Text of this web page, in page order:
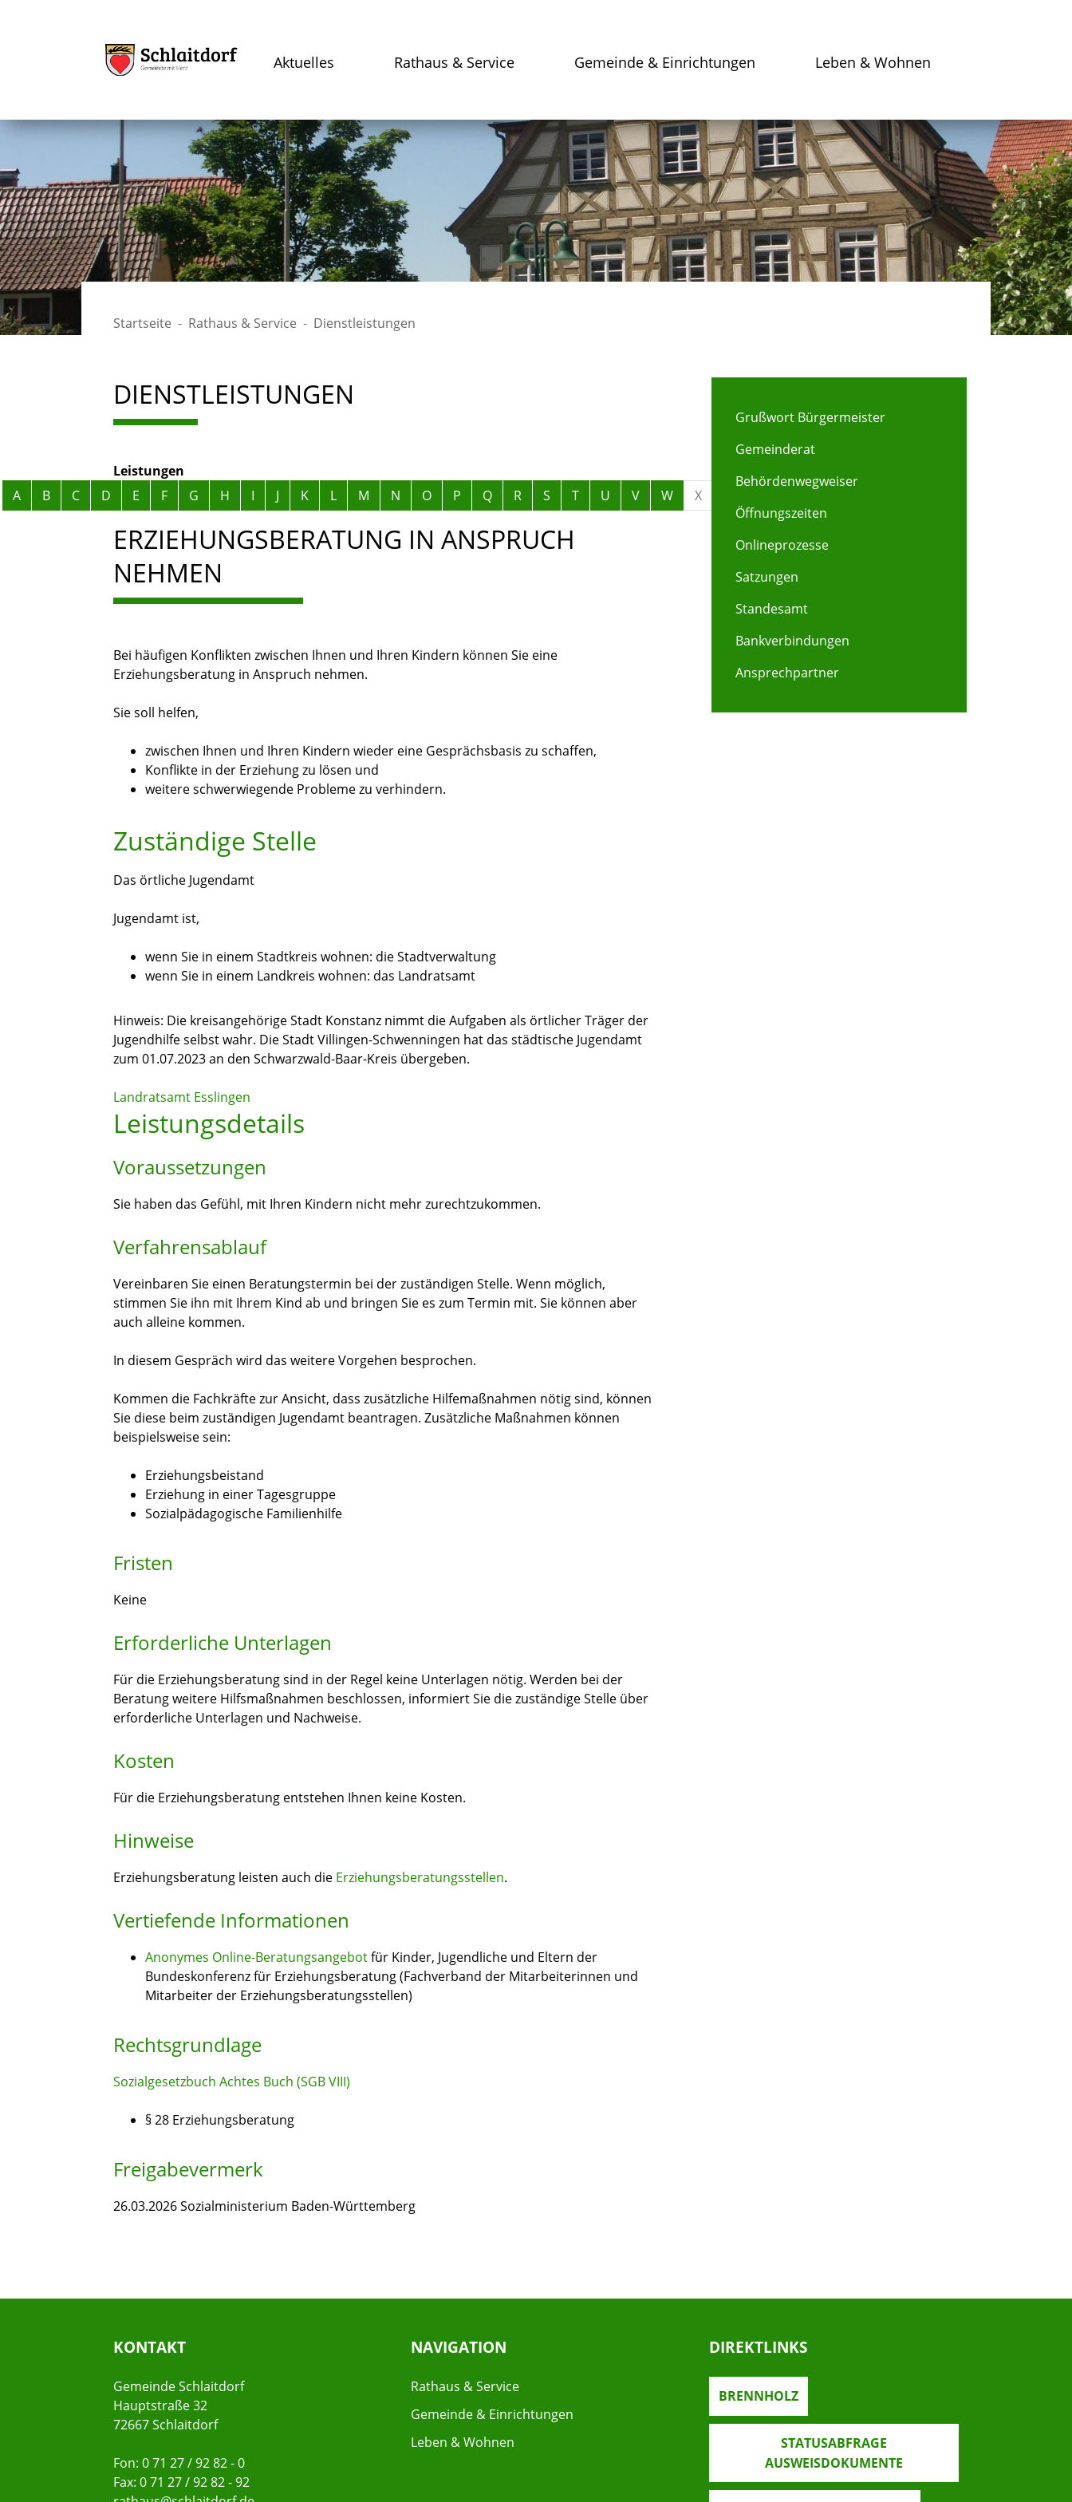
Aktuelles Rathaus & Service Gemeinde & Einrichtungen Leben & Wohnen
Startseite Rathaus & Service Dienstleistungen
DIENSTLEISTUNGEN
Leistungen
Alphabetisches Register überspringen
A B C D E F G H I J K L M N O P Q R S T U V W X
ERZIEHUNGSBERATUNG IN ANSPRUCH
NEHMEN
Bei häufigen Konflikten zwischen Ihnen und Ihren Kindern können Sie eine
Erziehungsberatung in Anspruch nehmen.
Sie soll helfen,
zwischen Ihnen und Ihren Kindern wieder eine Gesprächsbasis zu schaffen,
Konflikte in der Erziehung zu lösen und
weitere schwerwiegende Probleme zu verhindern.
Zuständige Stelle
Das örtliche Jugendamt
Jugendamt ist,
wenn Sie in einem Stadtkreis wohnen: die Stadtverwaltung
wenn Sie in einem Landkreis wohnen: das Landratsamt
Hinweis: Die kreisangehörige Stadt Konstanz nimmt die Aufgaben als örtlicher Träger der
Jugendhilfe selbst wahr. Die Stadt Villingen-Schwenningen hat das städtische Jugendamt
zum 01.07.2023 an den Schwarzwald-Baar-Kreis übergeben.
Landratsamt Esslingen
Leistungsdetails
Voraussetzungen
Sie haben das Gefühl, mit Ihren Kindern nicht mehr zurechtzukommen.
Verfahrensablauf
Vereinbaren Sie einen Beratungstermin bei der zuständigen Stelle. Wenn möglich,
stimmen Sie ihn mit Ihrem Kind ab und bringen Sie es zum Termin mit. Sie können aber
auch alleine kommen.
In diesem Gespräch wird das weitere Vorgehen besprochen.
Kommen die Fachkräfte zur Ansicht, dass zusätzliche Hilfemaßnahmen nötig sind, können
Sie diese beim zuständigen Jugendamt beantragen. Zusätzliche Maßnahmen können
beispielsweise sein:
Erziehungsbeistand
Erziehung in einer Tagesgruppe
Sozialpädagogische Familienhilfe
Fristen
Keine
Erforderliche Unterlagen
Für die Erziehungsberatung sind in der Regel keine Unterlagen nötig. Werden bei der
Beratung weitere Hilfsmaßnahmen beschlossen, informiert Sie die zuständige Stelle über
erforderliche Unterlagen und Nachweise.
Kosten
Für die Erziehungsberatung entstehen Ihnen keine Kosten.
Hinweise
Erziehungsberatung leisten auch die Erziehungsberatungsstellen.
Vertiefende Informationen
Anonymes Online-Beratungsangebotfür Kinder, Jugendliche und Eltern der
Bundeskonferenz für Erziehungsberatung (Fachverband der Mitarbeiterinnen und
Mitarbeiter der Erziehungsberatungsstellen)
Rechtsgrundlage
Sozialgesetzbuch Achtes Buch (SGB VIII)
§ 28 Erziehungsberatung
Freigabevermerk
26.03.2026 Sozialministerium Baden-Württemberg
Grußwort Bürgermeister
Gemeinderat
Behördenwegweiser
Öffnungszeiten
Onlineprozesse
Satzungen
Standesamt
Bankverbindungen
Ansprechpartner
KONTAKT
Gemeinde Schlaitdorf
Hauptstraße 32
72667 Schlaitdorf
Fon: 0 71 27 / 92 82 - 0
Fax: 0 71 27 / 92 82 - 92
NAVIGATION
Rathaus & Service
Gemeinde & Einrichtungen
Leben & Wohnen
DIREKTLINKS
BRENNHOLZ
STATUSABFRAGE
AUSWEISDOKUMENTE